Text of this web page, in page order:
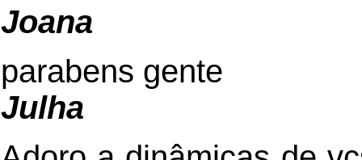
Joana
parabens gente
Julha